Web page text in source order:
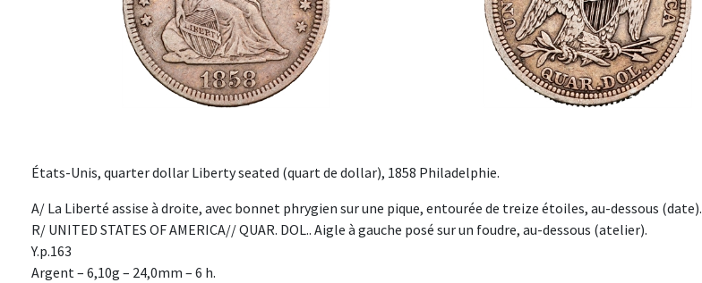
États-Unis, quarter dollar Liberty seated (quart de dollar), 1858 Philadelphie.
A/ La Liberté assise à droite, avec bonnet phrygien sur une pique, entourée de treize étoiles, au-dessous (date).
R/ UNITED STATES OF AMERICA// QUAR. DOL.. Aigle à gauche posé sur un foudre, au-dessous (atelier).
Y.p.163
Argent – 6,10g – 24,0mm – 6 h.